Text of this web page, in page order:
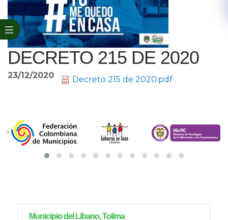
DECRETO 215 DE 2020
23/12/2020 Decreto 215 de 2020.pdf
Municipio del Líbano, Tolima